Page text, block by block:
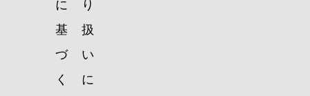
に
基
づ
く
り
扱
い
に